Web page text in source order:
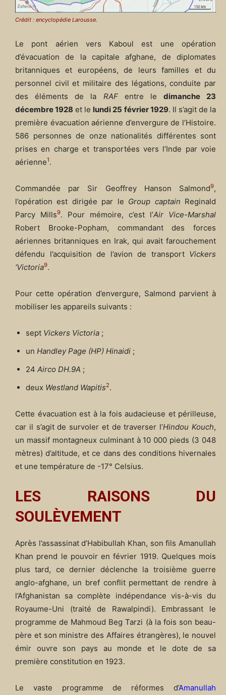
Crédit : encyclopédie Larousse.
Le pont aérien vers Kaboul est une opération
d’évacuation de la capitale afghane, de diplomates
britanniques et européens, de leurs familles et du
personnel civil et militaire des légations, conduite par
des éléments de la RAFentre le dimanche 23
décembre 1928 et le lundi 25 février 1929. Il s’agit de la
première évacuation aérienne d’envergure de l’Histoire.
586 personnes de onze nationalités différentes sont
prises en charge et transportées vers l’Inde par voie
aérienne1.
Commandée par Sir Geoffrey Hanson Salmond9,
l’opération est dirigée par le Group captain Reginald
Parcy Mills9. Pour mémoire, c’est l’Air Vice-Marshal
Robert Brooke-Popham, commandant des forces
aériennes britanniques en Irak, qui avait farouchement
défendu l’acquisition de l’avion de transport Vickers
‘Victoria9.
Pour cette opération d’envergure, Salmond parvient à
mobiliser les appareils suivants :
sept Vickers Victoria ;
un Handley Page (HP) Hinaidi ;
24 Airco DH.9A ;
deux Westland Wapitis2.
Cette évacuation est à la fois audacieuse et périlleuse,
car il s’agit de survoler et de traverser l’Hindou Kouch,
un massif montagneux culminant à 10 000 pieds (3 048
mètres) d’altitude, et ce dans des conditions hivernales
et une température de -17° Celsius.
LES RAISONS DU
SOULÈVEMENT
Après l’assassinat d’Habibullah Khan, son fils Amanullah
Khan prend le pouvoir en février 1919. Quelques mois
plus tard, ce dernier déclenche la troisième guerre
anglo-afghane, un bref conflit permettant de rendre à
l’Afghanistan sa complète indépendance vis-à-vis du
Royaume-Uni (traité de Rawalpindi). Embrassant le
programme de Mahmoud Beg Tarzi (à la fois son beau-
père et son ministre des Affaires étrangères), le nouvel
émir ouvre son pays au monde et le dote de sa
première constitution en 1923.
Le vaste programme de réformes d’Amanullah